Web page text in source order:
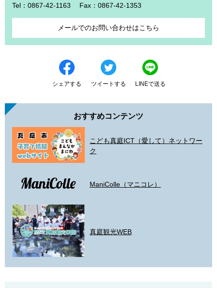
Tel：0867-42-1163
Fax：0867-42-1353
メールでのお問い合わせはこちら
シェアする ツイートする LINEで送る
おすすめコンテンツ
こども真庭ICT（愛して）ネットワー
ク
ManiColle（マニコレ）
真庭観光WEB